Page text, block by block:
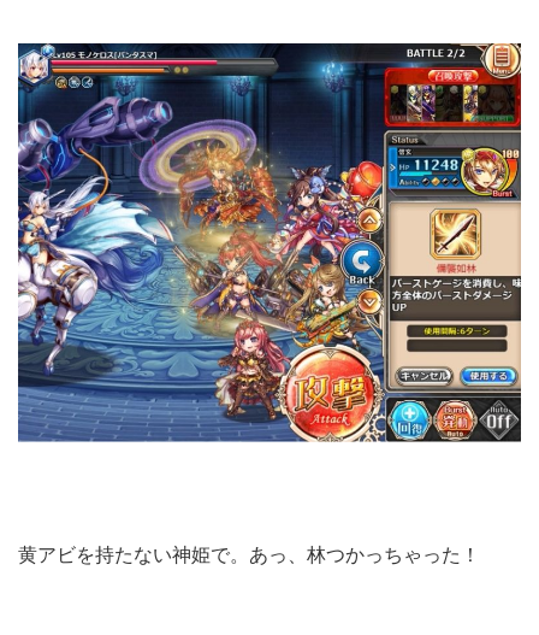
黄アビを持たない神姫で。あっ、林つかっちゃった！